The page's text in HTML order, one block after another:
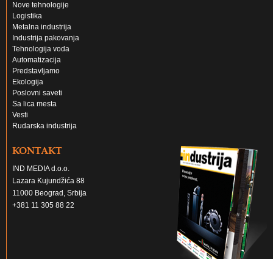
Nove tehnologije
Logistika
Metalna industrija
Industrija pakovanja
Tehnologija voda
Automatizacija
Predstavljamo
Ekologija
Poslovni saveti
Sa lica mesta
Vesti
Rudarska industrija
KONTAKT
IND MEDIA d.o.o.
Lazara Kujundžića 88
11000 Beograd, Srbija
+381 11 305 88 22